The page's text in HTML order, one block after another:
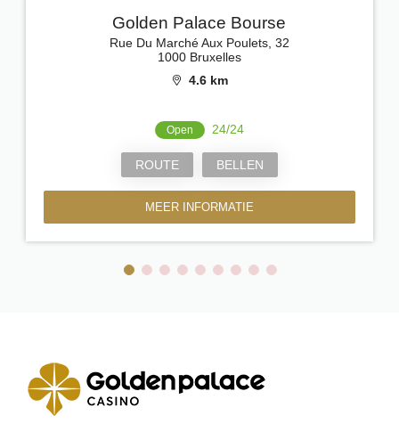
Golden Palace Bourse
Rue Du Marché Aux Poulets, 32
1000 Bruxelles
4.6 km
Open 24/24
ROUTE BELLEN
MEER INFORMATIE